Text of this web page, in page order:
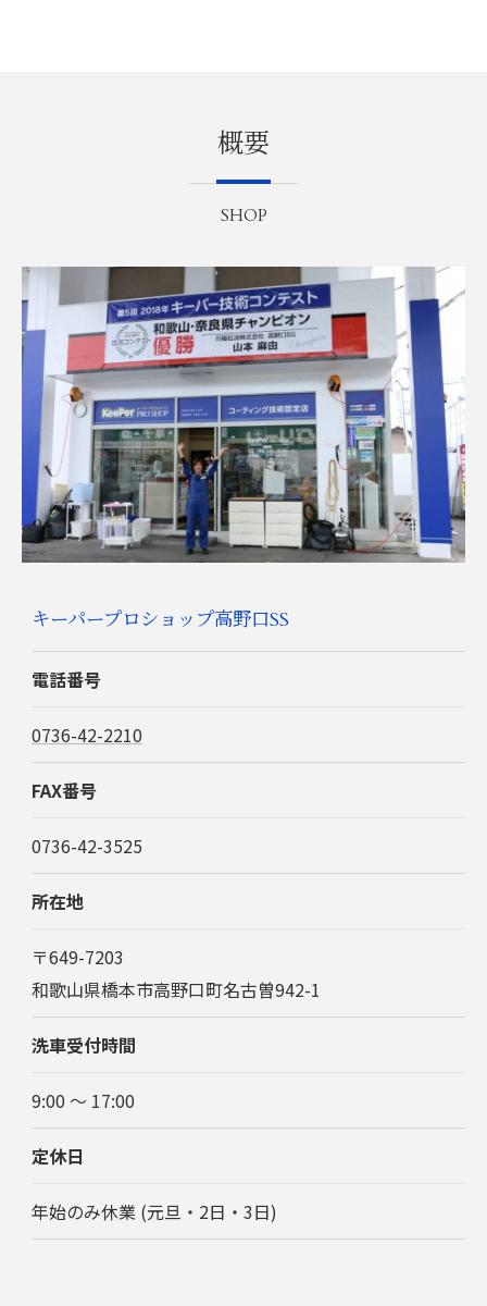
概要
SHOP
キーパープロショップ高野口SS
電話番号
0736-42-2210
FAX番号
0736-42-3525
所在地
〒649-7203
和歌山県橋本市高野口町名古曽942-1
洗車受付時間
9:00 ～ 17:00
定休日
年始のみ休業 (元旦・2日・3日)